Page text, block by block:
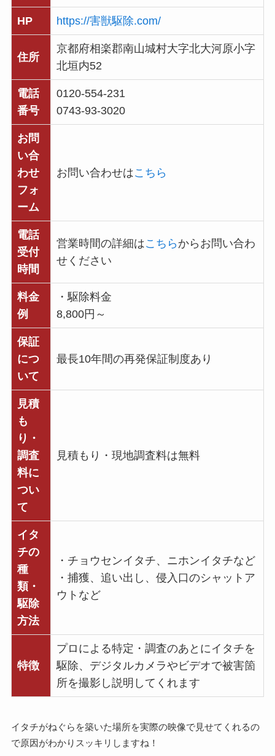
HP https://害獣駆除.com/
住所
京都府相楽郡南山城村大字北大河原小字
北垣内52
電話
番号
0120-554-231
0743-93-3020
お問
い合
わせ
フォ
ーム
お問い合わせはこちら
電話
受付
時間
営業時間の詳細はこちら からお問い合わ
せください
料金
例
・駆除料金
8,800円～
保証
につ
いて
最長10年間の再発保証制度あり
見積
も
り・
調査
料に
つい
て
見積もり・現地調査料は無料
イタ
チの
種
類・
駆除
方法
・チョウセンイタチ、ニホンイタチなど
・捕獲、追い出し、侵入口のシャットア
ウトなど
特徴
プロによる特定・調査のあとにイタチを
駆除、デジタルカメラやビデオで被害箇
所を撮影し説明してくれます
イタチがねぐらを築いた場所を実際の映像で見せてくれるの
で原因がわかりスッキリしますね！